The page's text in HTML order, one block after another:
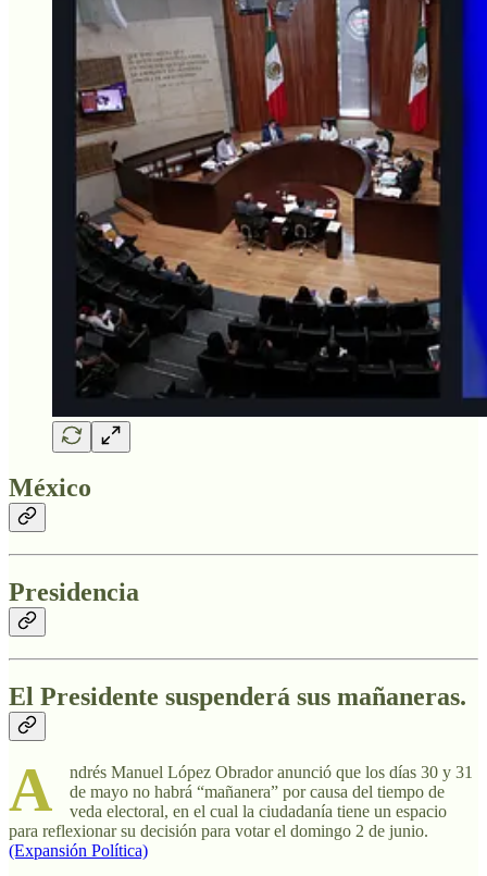
México
Presidencia
El Presidente suspenderá sus mañaneras.
A
ndrés Manuel López Obrador anunció que los días 30 y 31
de mayo no habrá “mañanera” por causa del tiempo de
veda electoral, en el cual la ciudadanía tiene un espacio
para reflexionar su decisión para votar el domingo 2 de junio.
(Expansión Política)